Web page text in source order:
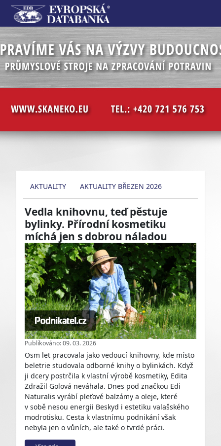
AKTUALITY AKTUALITY BŘEZEN 2026
Vedla knihovnu, teď pěstuje
bylinky. Přírodní kosmetiku
míchá jen s dobrou náladou
Publikováno: 09. 03. 2026
Osm let pracovala jako vedoucí knihovny, kde místo
beletrie studovala odborné knihy o bylinkách. Když
ji dcery postrčila k vlastní výrobě kosmetiky, Edita
Zdražil Golová neváhala. Dnes pod značkou Edi
Naturalis vyrábí pleťové balzámy a oleje, které
v sobě nesou energii Beskyd i estetiku valašského
modrotisku. Cesta k vlastnímu podnikání však
nebyla jen o vůních, ale také o tvrdé práci.